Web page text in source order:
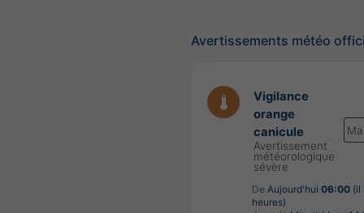
Avertissements météo
Vigilance
orange
canicule
Avertissement
météorologique
sévère
De Aujourd'hui 06:00 (il
heures)